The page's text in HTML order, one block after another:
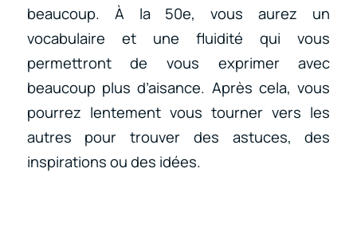
beaucoup. À la 50e, vous aurez un
vocabulaire et une fluidité qui vous
permettront de vous exprimer avec
beaucoup plus d’aisance. Après cela, vous
pourrez lentement vous tourner vers les
autres pour trouver des astuces, des
inspirations ou des idées.